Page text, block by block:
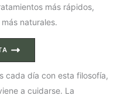
más rápidos,
naturales.
cada día con esta filosofía,
a cuidarse. La